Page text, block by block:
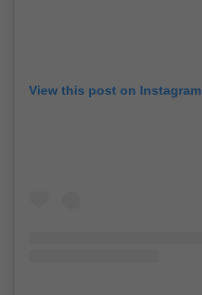
View this post on Instagram